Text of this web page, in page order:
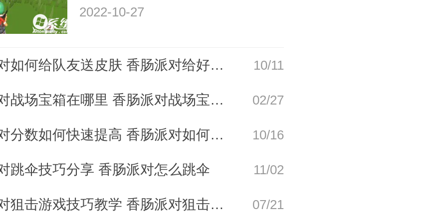
2022-10-27
香肠派对如何给队友送皮肤 香肠派对给好友送皮肤攻略 10/11
香肠派对战场宝箱在哪里 香肠派对战场宝箱怎么刷 02/27
香肠派对分数如何快速提高 香肠派对如何轻松上分 10/16
跳伞技巧分享 香肠派对怎么跳伞 11/02
香肠派对狙击游戏技巧教学 香肠派对狙击游戏怎么玩 07/21